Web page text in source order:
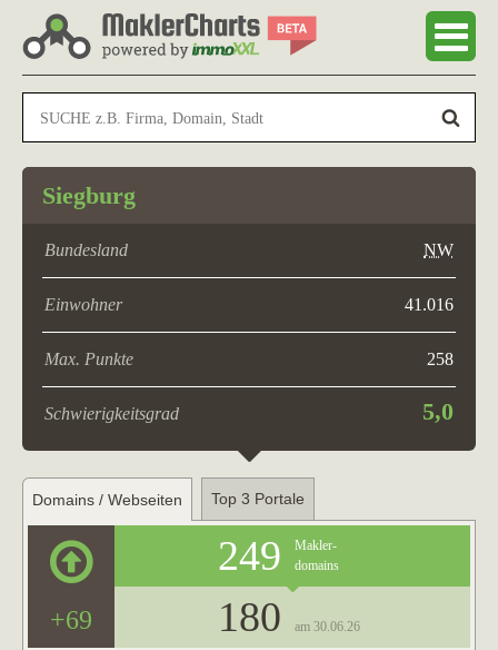
Siegburg
Bundesland NW
Einwohner 41.016
Max. Punkte 258
Schwierigkeitsgrad 5,0
Domains / Webseiten Top 3 Portale
+69
249
Makler-
domains
180 am 30.06.26